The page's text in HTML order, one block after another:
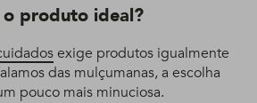
o produto ideal?
exige produtos igualmente
das mulçumanas, a escolha
pouco mais minuciosa.